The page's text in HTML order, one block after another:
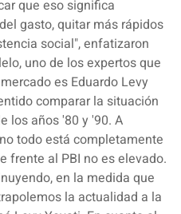
que eso significa
gasto, quitar más rápidos
social", enfatizaron
uno de los expertos que
es Eduardo Levy
compararla situación
los años'80 y '90. A
todo está completamente
frente al PBI no es elevado.
, en la medida que
la actualidad a la